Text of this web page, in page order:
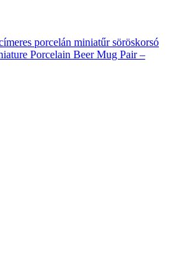
porcelán miniatűr söröskorsó
Porcelain Beer Mug Pair –